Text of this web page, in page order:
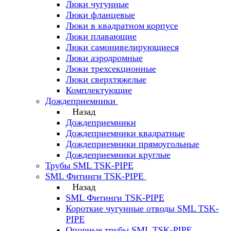
Люки чугунные
Люки фланцевые
Люки в квадратном корпусе
Люки плавающие
Люки самонивелирующиеся
Люки аэродромные
Люки трехсекционные
Люки сверхтяжелые
Комплектующие
Дождеприемники
Назад
Дождеприемники
Дождеприемники квадратные
Дождеприемники прямоугольные
Дождеприемники круглые
Трубы SML TSK-PIPE
SML Фитинги TSK-PIPE
Назад
SML Фитинги TSK-PIPE
Короткие чугунные отводы SML TSK-
PIPE